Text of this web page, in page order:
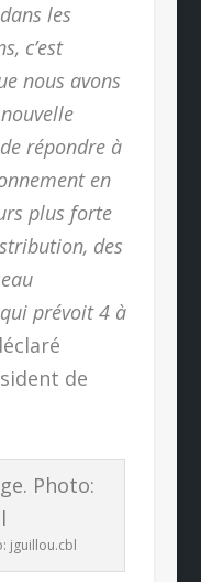
les
c’est
nous avons
répondre à
en
plus forte
des
prévoit 4 à
de
jguillou.cbl